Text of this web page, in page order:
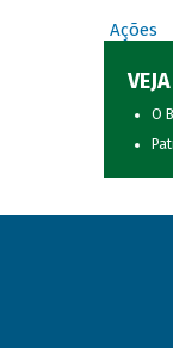
Ações
O